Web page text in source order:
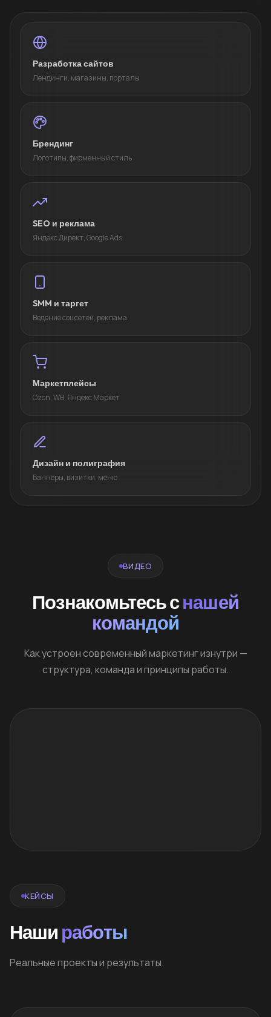
Разработка сайтов
Лендинги, магазины, порталы
Брендинг
Логотипы, фирменный стиль
SEO и реклама
Яндекс Директ, Google Ads
SMM и таргет
Ведение соцсетей, реклама
Маркетплейсы
Ozon, WB, Яндекс Маркет
Дизайн и полиграфия
Баннеры, визитки, меню
ВИДЕО
Познакомьтесь снашей
командой
Как устроен современный маркетинг изнутри —
структура, команда и принципы работы.
КЕЙСЫ
Наши работы
Реальные проекты и результаты.